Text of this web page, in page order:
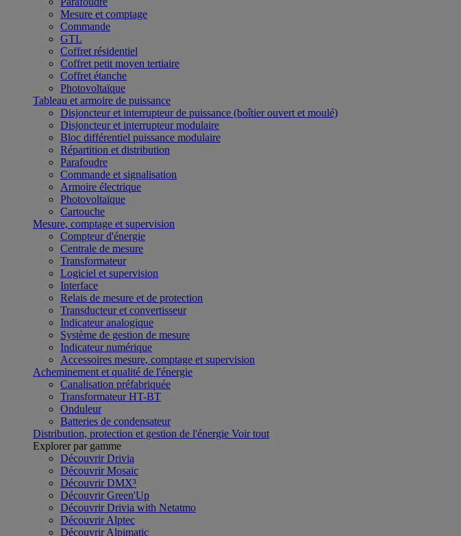
Mesure et comptage
Commande
GTL
Coffret résidentiel
Coffret petit moyen tertiaire
Coffret étanche
Photovoltaïque
Tableau et armoire de puissance
Disjoncteur et interrupteur de puissance (boîtier ouvert et moulé)
Disjoncteur et interrupteur modulaire
Bloc différentiel puissance modulaire
Répartition et distribution
Parafoudre
Commande et signalisation
Armoire électrique
Photovoltaïque
Cartouche
Mesure, comptage et supervision
Compteur d'énergie
Centrale de mesure
Transformateur
Logiciel et supervision
Interface
Relais de mesure et de protection
Transducteur et convertisseur
Indicateur analogique
Système de gestion de mesure
Indicateur numérique
Accessoires mesure, comptage et supervision
Acheminement et qualité de l'énergie
Canalisation préfabriquée
Transformateur HT-BT
Onduleur
Batteries de condensateur
Distribution, protection et gestion de l'énergie Voir tout
Explorer par gamme
Découvrir Drivia
Découvrir Mosaic
Découvrir DMX³
Découvrir Green'Up
Découvrir Drivia with Netatmo
Découvrir Alptec
Découvrir Alpimatic